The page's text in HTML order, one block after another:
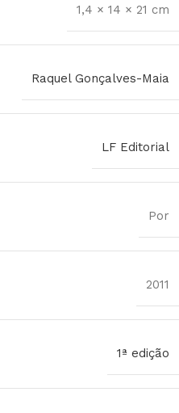
1,4 × 14 × 21 cm
Raquel Gonçalves-Maia
LF Editorial
Por
2011
1ª edição